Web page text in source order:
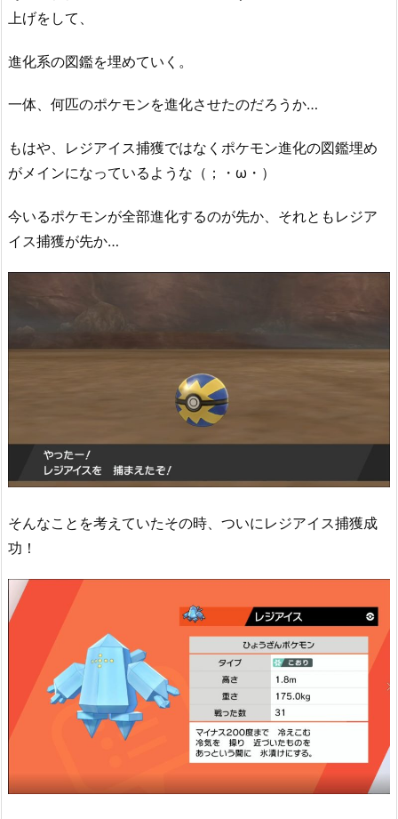
上げをして、
進化系の図鑑を埋めていく。
一体、何匹のポケモンを進化させたのだろうか…
もはや、レジアイス捕獲ではなくポケモン進化の図鑑埋め
がメインになっているような（；・ω・）
今いるポケモンが全部進化するのが先か、それともレジア
イス捕獲が先か…
そんなことを考えていたその時、ついにレジアイス捕獲成
功！